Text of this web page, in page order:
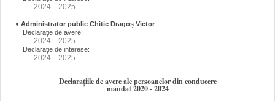
2024 2025
♦ Administrator public Chitic Dragoș Victor
Declaraţie de avere:
2024 2025
Declaraţie de interese:
2024 2025
Declarațiile de avere ale persoanelor din conducere
mandat 2020 - 2024